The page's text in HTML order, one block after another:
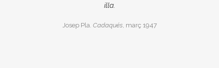
illa.
Josep Pla. Cadaqués, març 1947